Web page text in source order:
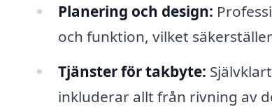
Planering och design:
och funktion, vilket
Tjänster för takbyte:
inkluderar allt från rivning av